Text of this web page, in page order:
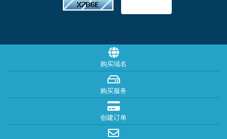
购买域名
购买服务
创建订单